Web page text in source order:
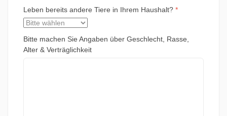
Leben bereits andere Tiere in Ihrem Haushalt? *
Bitte machen Sie Angaben über Geschlecht, Rasse,
Alter & Verträglichkeit